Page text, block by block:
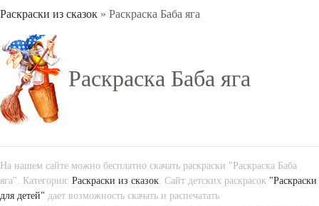
Раскраски из сказок » Раскраска Баба яга
Раскраска Баба яга
На нашем сайте можно бесплатно скачать раскраски "Раскраска Баба
яга". Категория: Раскраски из сказок. Сайт детских раскрасок "Раскраски
для детей" дает возможность скачать и распечатать